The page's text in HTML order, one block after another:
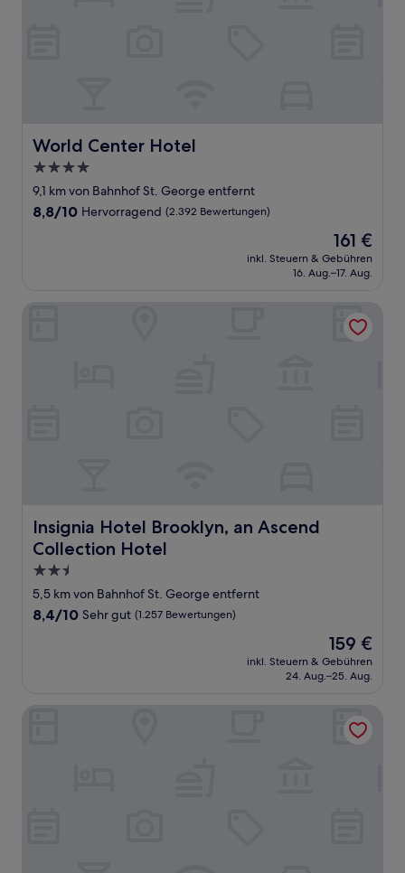
World Center Hotel
World Center Hotel
4.0-
Sterne-
Unterkunft
9,1 km von Bahnhof St. George entfernt
8.8
8,8/10 Hervorragend (2.392 Bewertungen)
Der
Preis
beträgt
161 €
inkl. Steuern & Gebühren
16. Aug.–17. Aug.
Insignia Hotel Brooklyn, an Ascend
Collection Hotel
Insignia Hotel Brooklyn, an Ascend Collection Hotel
2.5-
Sterne-
Unterkunft
5,5 km von Bahnhof St. George entfernt
8.4
Bewertungen)
8,4/10 Sehr gut (1.257 Bewertungen)
Der
Preis
beträgt
159 €
inkl. Steuern & Gebühren
24. Aug.–25. Aug.
Insignia Hotel Brooklyn, an Ascend Collection Hotel